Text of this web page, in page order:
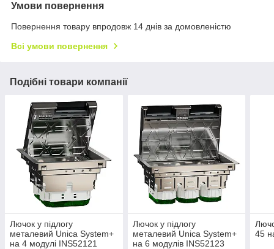
Умови повернення
Повернення товару впродовж 14 днів за домовленістю
Всі умови повернення
Подібні товари компанії
Лючок у підлогу
металевий Unica System+
на 4 модулі INS52121
Лючок у підлогу
металевий Unica System+
на 6 модулів INS52123
45